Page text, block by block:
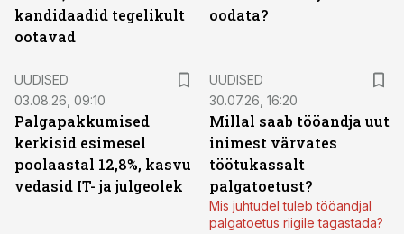
kandidaadid tegelikult
ootavad
oodata?
UUDISED
03.08.26, 09:10
Palgapakkumised
kerkisid esimesel
poolaastal 12,8%, kasvu
vedasid IT- ja julgeolek
UUDISED
30.07.26, 16:20
Millal saab tööandja uut
inimest värvates
töötukassalt
palgatoetust?
Mis juhtudel tuleb tööandjal
palgatoetus riigile tagastada?